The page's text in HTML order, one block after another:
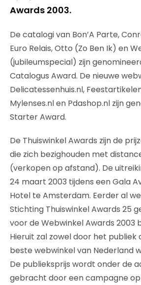
Awards 2003.
De catalogi van Bon’A Parte,
Euro Relais, Otto (Zo Ben Ik) en
(jubileumspecial) zijn
Catalogus Award. De nieuwe
Delicatessenhuis.nl,
Mylenses.nl en Pdashop.nl zijn
Starter Award.
De Thuiswinkel Awards zijn de
die zich bezighouden met
(verkopen op afstand). De
24 maart 2003 tijdens een Gala
Hotel te Amsterdam. Eerder al
Stichting Thuiswinkel Awards 25
voor de Webwinkel Awards 2003
Hieruit zal zowel door het publiek
beste webwinkel van Nederland
De publieksprijs wordt onder de
gebracht door een campagne op